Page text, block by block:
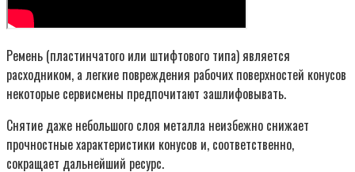
Ремень (пластинчатого или штифтового типа) является
расходником, а легкие повреждения рабочих поверхностей конусов
некоторые сервисмены предпочитают зашлифовывать.
Снятие даже небольшого слоя металла неизбежно снижает
прочностные характеристики конусов и, соответственно,
сокращает дальнейший ресурс.